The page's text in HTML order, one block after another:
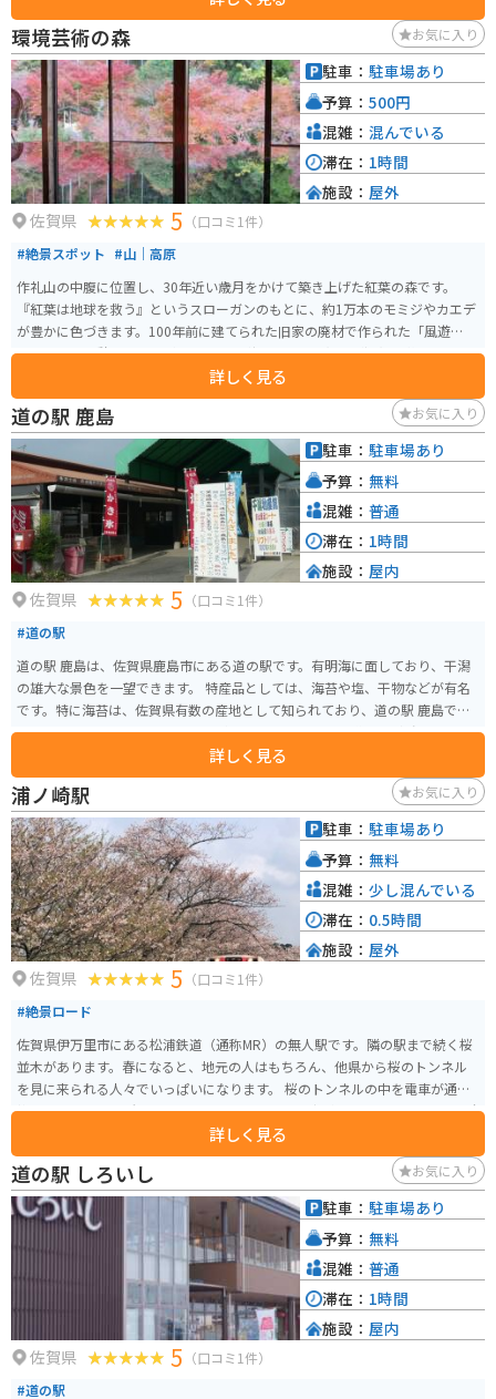
環境芸術の森 お気に入り
佐賀県 5 （口コミ1件）
#絶景スポット #山｜高原
作礼山の中腹に位置し、30年近い歳月をかけて築き上げた紅葉の森です。
『紅葉は地球を救う』というスローガンのもとに、約1万本のモミジやカエデ
が豊かに色づきます。100年前に建てられた旧家の廃材で作られた「風遊山
荘」では、休憩することができます。 秋になると、紅葉が深紅・黄緑と色と
詳しく見る
駐車： 駐車場あり
予算： 500円
混雑： 混んでいる
滞在： 1時間
施設： 屋外
道の駅 鹿島 お気に入り
佐賀県 5 （口コミ1件）
#道の駅
道の駅 鹿島は、佐賀県鹿島市にある道の駅です。有明海に面しており、干潟
の雄大な景色を一望できます。 特産品としては、海苔や塩、干物などが有名
です。特に海苔は、佐賀県有数の産地として知られており、道の駅 鹿島でも
販売されています。お土産にいかがでしょうか。 また、道の駅 鹿島には、レ
ストランや物産館、情報コーナーなどが併設されており、休憩や食事、観光
情報収集に最適です。バイクで訪れる場合、駐車場も広々としているので安
心です。 周辺には、祐徳稲荷神社や肥前浜宿など、観光スポットも点在して
います。道の駅 鹿島を拠点に、佐賀県の観光を楽しんでみてはいかがでしょ
うか。
詳しく見る
駐車： 駐車場あり
予算： 無料
混雑： 普通
滞在： 1時間
施設： 屋内
浦ノ崎駅 お気に入り
佐賀県 5 （口コミ1件）
#絶景ロード
佐賀県伊万里市にある松浦鉄道（通称MR）の無人駅です。隣の駅まで続く桜
並木があります。春になると、地元の人はもちろん、他県から桜のトンネル
を見に来られる人々でいっぱいになります。 桜のトンネルの中を電車が通り
抜けるところは見所です。駅の壁には地元の小学生が絵を描いています。掃除
や植物の手入れもきちんとなされていて、地元の人に愛されているのがわか
ります。桜の時期には桜祭りも開催されます。
詳しく見る
駐車： 駐車場あり
予算： 無料
混雑： 少し混んでいる
滞在： 0.5時間
施設： 屋外
道の駅 しろいし お気に入り
佐賀県 5 （口コミ1件）
#道の駅
駐車： 駐車場あり
予算： 無料
混雑： 普通
滞在： 1時間
施設： 屋内